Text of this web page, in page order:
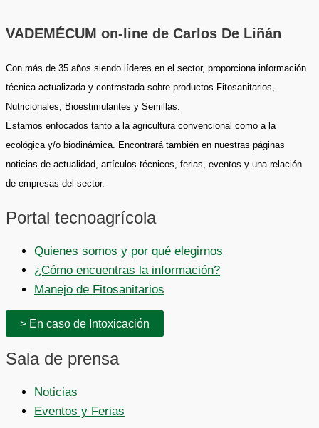
VADEMÉCUM on-line de Carlos De Liñán
Con más de 35 años siendo líderes en el sector, proporciona información
técnica actualizada y contrastada sobre productos Fitosanitarios,
Nutricionales, Bioestimulantes y Semillas.
Estamos enfocados tanto a la agricultura convencional como a la
ecológica y/o biodinámica. Encontrará también en nuestras páginas
noticias de actualidad, artículos técnicos, ferias, eventos y una relación
de empresas del sector.
Portal tecnoagrícola
Quienes somos y por qué elegirnos
¿Cómo encuentras la información?
Manejo de Fitosanitarios
> En caso de Intoxicación
Sala de prensa
Noticias
Eventos y Ferias